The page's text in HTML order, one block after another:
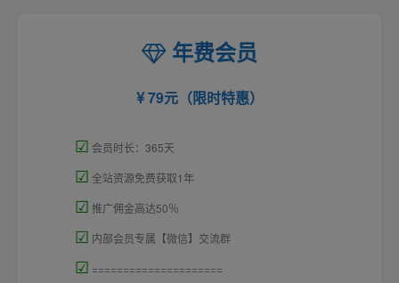
年费会员
79元（限时特惠）
☑ 会员时长：365天
☑ 全站资源免费获取1年
☑ 推广佣金高达50％
☑ 内部会员专属【微信】交流群
☑ =====================